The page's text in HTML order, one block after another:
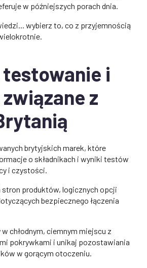
w późniejszych porach dnia.
wybierz to, co z przyjemnością
i
z
brytyjskich marek, które
o składnikach i wyniki testów
i czystości.
produktów, logicznych opcji
bezpiecznego łączenia
chłodnym, ciemnym miejscu z
pokrywkami i unikaj pozostawiania
w gorącym otoczeniu.